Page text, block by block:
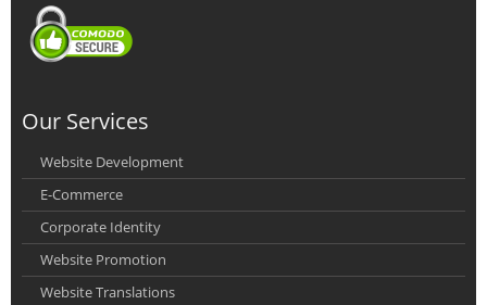
Our Services
Website Development
E-Commerce
Corporate Identity
Website Promotion
Website Translations